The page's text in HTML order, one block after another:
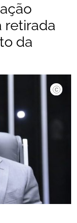
retirada
da
Thiago